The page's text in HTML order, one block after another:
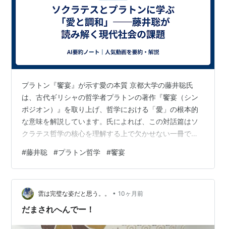
プラトン『饗宴』が示す愛の本質 京都大学の藤井聡氏
は、古代ギリシャの哲学者プラトンの著作『饗宴（シン
ポジオン）』を取り上げ、哲学における「愛」の根本的
な意味を解説しています。氏によれば、この対話篇はソ
クラテス哲学の核心を理解する上で欠かせない一冊であ
与えるものだとされています。 1. 哲学と「愛」の不可分
な関係 『饗宴』では「愛」が中心的なテーマとして取り
上げられます。一般的に愛という言葉は恋愛感情を連想
させますが、プラトンにとってそれはより広い意味を持
っていました。哲学そのものが「フィロソフィア＝知を
#藤井聡 #プラトン哲学 #饗宴
雲は完璧な姿だと思う。。 • 10ヶ月前
だまされへんでー！